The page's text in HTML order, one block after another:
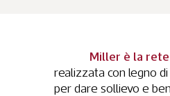
Miller è la
realizzata con legno
per dare sollievo e